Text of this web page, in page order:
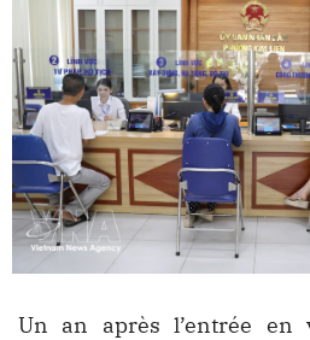
Un an après l’entrée en